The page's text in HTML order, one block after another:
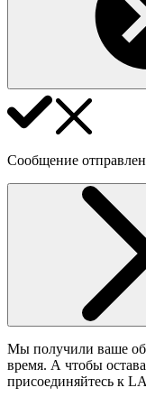
Сообщение
Мы получили ваше
время. А чтобы
присоединяйтесь к